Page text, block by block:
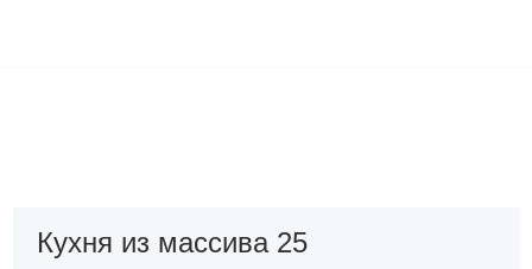
Кухня из массива 25